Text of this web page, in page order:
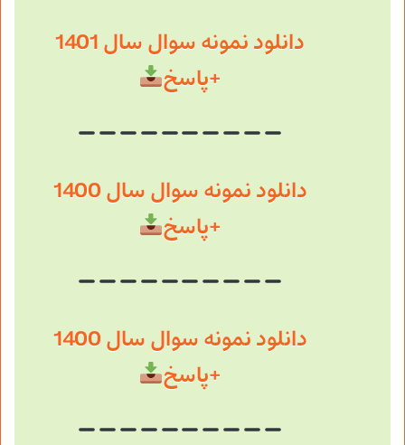
دانلود نمونه سوال سال 1401
+پاسخ
دانلود نمونه سوال سال 1400
+پاسخ
دانلود نمونه سوال سال 1400
+پاسخ